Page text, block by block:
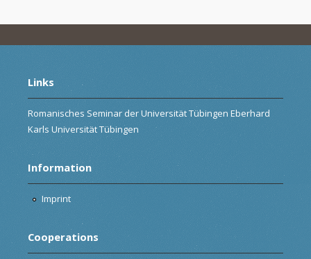
Links
Romanisches Seminar der Universität Tübingen Eberhard
Karls Universität Tübingen
Information
Imprint
Cooperations